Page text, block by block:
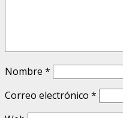
Nombre *
Correo electrónico *